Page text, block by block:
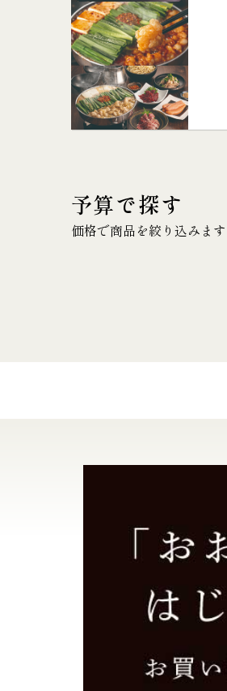
予算で探す
価格で商品を絞り込みます